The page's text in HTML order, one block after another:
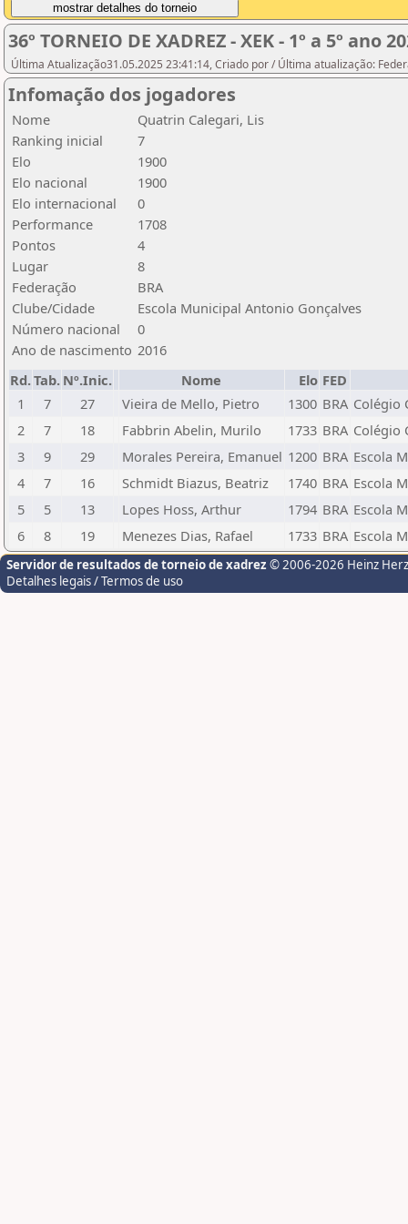
36º TORNEIO DE XADREZ - XEK - 1º a 5º ano
Última Atualização31.05.2025 23:41:14, Criado por / Última atualização:
Infomação dos jogadores
Nome
Quatrin Calegari, Lis
Ranking inicial
7
Elo
1900
Elo nacional
1900
Elo internacional
0
Performance
1708
Pontos
4
Lugar
8
Federação
BRA
Clube/Cidade
Escola Municipal Antonio Gonçalves
Número nacional
0
Ano de nascimento 2016
Rd.Tab. Nº.Inic. Nome Elo FED
1
7 27 Vieira de Mello, Pietro 1300 BRA Colégio
2
7 18 Fabbrin Abelin, Murilo 1733 BRA Colégio
3
9 29 Morales Pereira, Emanuel 1200 BRA Escola
4
7 16 Schmidt Biazus, Beatriz 1740 BRA Escola
5
5 13 Lopes Hoss, Arthur 1794 BRA Escola
6
8 19 Menezes Dias, Rafael 1733 BRA Escola
Servidor de resultados de torneio de xadrez © 2006-2026 Heinz
Detalhes legais / Termos de uso